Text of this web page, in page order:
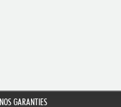
NOS GARANTIES